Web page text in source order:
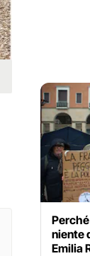
niente
Emilia